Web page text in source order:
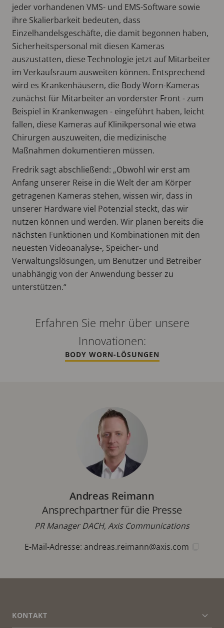
jeder vorhandenen VMS- und EMS-Software sowie
ihre Skalierbarkeit bedeuten, dass
Einzelhandelsgeschäfte, die damit begonnen haben,
Sicherheitspersonal mit diesen Kameras
auszustatten, diese Technologie jetzt auf Mitarbeiter
im Verkaufsraum ausweiten können. Entsprechend
wird es Krankenhäusern, die Body Worn-Kameras
zunächst für Mitarbeiter an vorderster Front - zum
Beispiel in Krankenwagen - eingeführt haben, leicht
fallen, diese Kameras auf Klinikpersonal wie etwa
Chirurgen auszuweiten, die medizinische
Maßnahmen dokumentieren müssen.
Fredrik sagt abschließend: „Obwohl wir erst am
Anfang unserer Reise in die Welt der am Körper
getragenen Kameras stehen, wissen wir, dass in
unserer Hardware viel Potenzial steckt, das wir
nutzen können und werden. Wir planen bereits die
nächsten Funktionen und Kombinationen mit den
neuesten Videoanalyse-, Speicher- und
Verwaltungslösungen, um Benutzer und Betreiber
unabhängig von der Anwendung besser zu
unterstützen.“
Erfahren Sie mehr über unsere
Innovationen:
BODY WORN-LÖSUNGEN
Andreas Reimann
Ansprechpartner für die Presse
PR Manager DACH, Axis Communications
E-Mail-Adresse: andreas.reimann@axis.com
KONTAKT